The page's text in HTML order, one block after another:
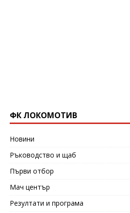
ФК ЛОКОМОТИВ
Новини
Ръководство и щаб
Първи отбор
Мач център
Резултати и програма